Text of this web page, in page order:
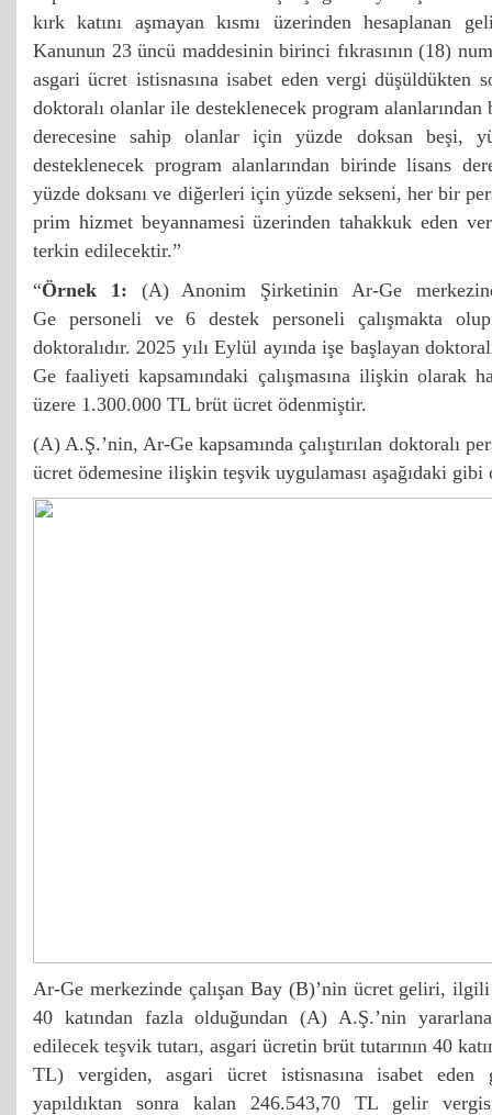
kırk katını aşmayan kısmı üzerinden hesaplanan
Kanunun 23 üncü maddesinin birinci fıkrasının (18)
asgari ücret istisnasına isabet eden vergi düşüldükten
doktoralı olanlar ile desteklenecek program
derecesine sahip olanlar için yüzde doksan beşi,
desteklenecek program alanlarından birinde lisans
yüzde doksanı ve diğerleri için yüzde sekseni, her bir
prim hizmet beyannamesi üzerinden tahakkuk eden
terkin edilecektir.”
“Örnek 1: (A) Anonim Şirketinin Ar-Ge
Ge personeli ve 6 destek personeli çalışmakta
doktoralıdır. 2025 yılı Eylül ayında işe başlayan
Ge faaliyeti kapsamındaki çalışmasına ilişkin olarak
üzere 1.300.000 TL brüt ücret ödenmiştir.
(A) A.Ş.’nin, Ar-Ge kapsamında çalıştırılan doktoralı
ücret ödemesine ilişkin teşvik uygulaması aşağıdaki gibi
Ar-Ge merkezinde çalışan Bay (B)’nin ücret geliri,
40 katından fazla olduğundan (A) A.Ş.’nin
edilecek teşvik tutarı, asgari ücretin brüt tutarının 40
TL) vergiden, asgari ücret istisnasına isabet eden
yapıldıktan sonra kalan 246.543,70 TL gelir